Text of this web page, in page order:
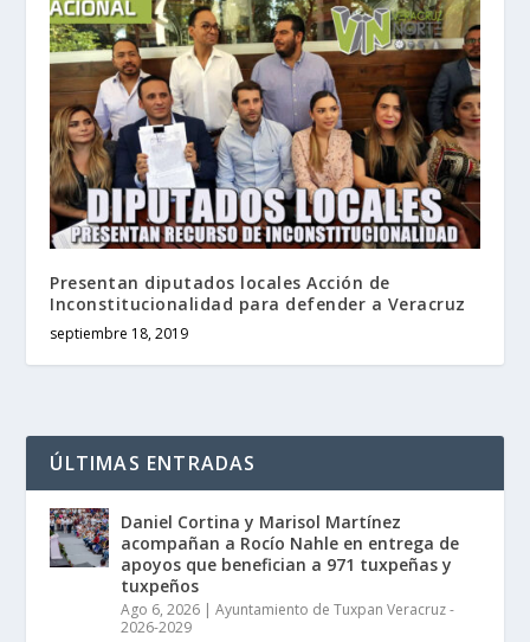
Presentan diputados locales Acción de
Inconstitucionalidad para defender a Veracruz
septiembre 18, 2019
ÚLTIMAS ENTRADAS
Daniel Cortina y Marisol Martínez
acompañan a Rocío Nahle en entrega de
apoyos que benefician a 971 tuxpeñas y
tuxpeños
Ago 6, 2026 |Ayuntamiento de Tuxpan Veracruz -
2026-2029